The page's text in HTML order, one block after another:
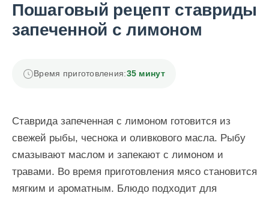
Пошаговый рецепт ставриды
запеченной с лимоном
Время приготовления:35 минут
Ставрида запеченная с лимоном готовится из
свежей рыбы, чеснока и оливкового масла. Рыбу
смазывают маслом и запекают с лимоном и
травами. Во время приготовления мясо становится
мягким и ароматным. Блюдо подходит для